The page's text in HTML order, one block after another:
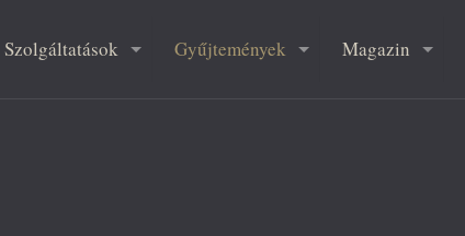
Szolgáltatások Gyűjtemények Magazin